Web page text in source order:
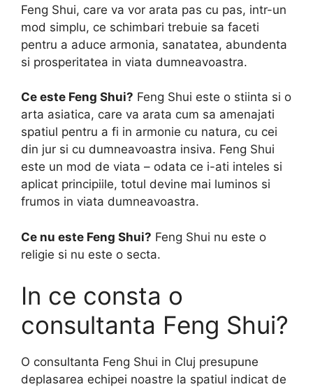
Feng Shui, care va vor arata pas cu pas, intr-un
mod simplu, ce schimbari trebuie sa faceti
pentru a aduce armonia, sanatatea, abundenta
si prosperitatea in viata dumneavoastra.
Ce este Feng Shui? Feng Shui este o stiinta si o
arta asiatica, care va arata cum sa amenajati
spatiul pentru a fi in armonie cu natura, cu cei
din jur si cu dumneavoastra insiva. Feng Shui
este un mod de viata – odata ce i-ati inteles si
aplicat principiile, totul devine mai luminos si
frumos in viata dumneavoastra.
Ce nu este Feng Shui? Feng Shui nu este o
religie si nu este o secta.
In ce consta o
consultanta Feng Shui?
O consultanta Feng Shui in Cluj presupune
deplasarea echipei noastre la spatiul indicat de